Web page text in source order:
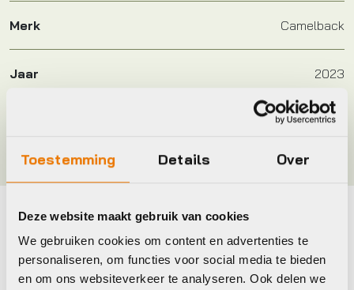
Toestemming Details Over
Deze website maakt gebruik van cookies
We gebruiken cookies om content en advertenties te
personaliseren, om functies voor social media te bieden
en om ons websiteverkeer te analyseren. Ook delen we
Merk Camelback
Jaar 2023
Blue Haze/black
Maak je fiets compleet
Bekijk alle accessoires